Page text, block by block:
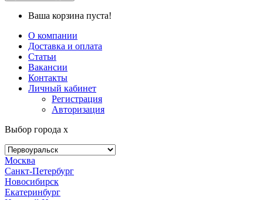
Ваша корзина пуста!
О компании
Доставка и оплата
Статьи
Вакансии
Контакты
Личный кабинет
Регистрация
Авторизация
Выбор города x
Москва
Санкт-Петербург
Новосибирск
Екатеринбург